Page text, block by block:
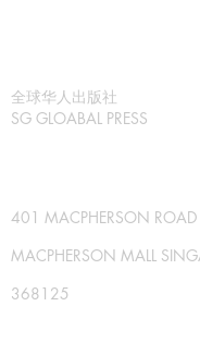
全球华人出版社
SG GLOABAL PRESS
401 MACPHERSON
MACPHERSON MALL
368125